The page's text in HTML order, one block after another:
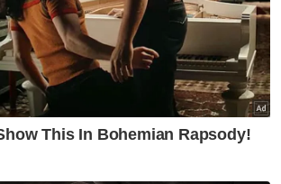
Disyorkan